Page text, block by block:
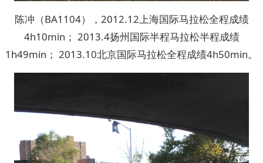
陈冲（BA1104），2012.12上海国际马拉松全程成绩
4h10min； 2013.4扬州国际半程马拉松半程成绩
1h49min； 2013.10北京国际马拉松全程成绩4h50min。